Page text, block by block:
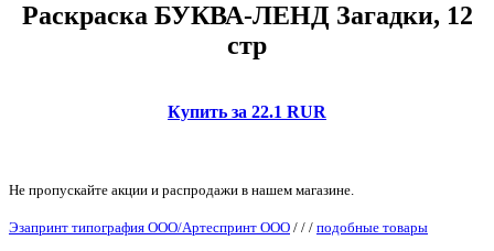
Раскраска БУКВА-ЛЕНД Загадки, 12
стр
Купить за 22.1 RUR
Не пропускайте акции и распродажи в нашем магазине.
Эзапринт типография ООО/Артеспринт ООО / / / подобные товары